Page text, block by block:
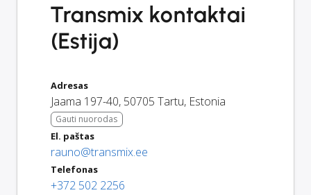
Transmix kontaktai
(Estija)
Adresas
Jaama 197-40, 50705 Tartu, Estonia
Gauti nuorodas
El. paštas
rauno@transmix.ee
Telefonas
+372 502 2256